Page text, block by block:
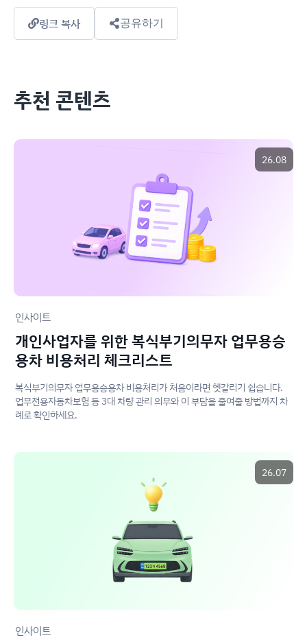
링크 복사 공유하기
추천 콘텐츠
26.08
인사이트
개인사업자를 위한 복식부기의무자 업무용승
용차 비용처리 체크리스트
복식부기의무자 업무용승용차 비용처리가 처음이라면 헷갈리기 쉽습니다.
업무전용자동차보험 등 3대 차량 관리 의무와 이 부담을 줄여줄 방법까지 차
례로 확인하세요.
26.07
인사이트